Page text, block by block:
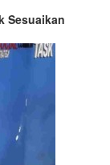
Sesuaikan